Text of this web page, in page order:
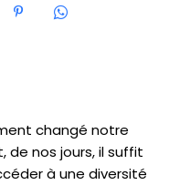
changé notre
de nos jours, il suffit
à une diversité